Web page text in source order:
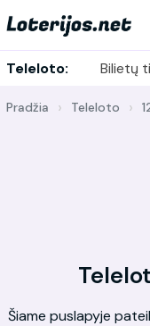
Teleloto: Bilietų
Pradžia Teleloto
Šiame puslapyje